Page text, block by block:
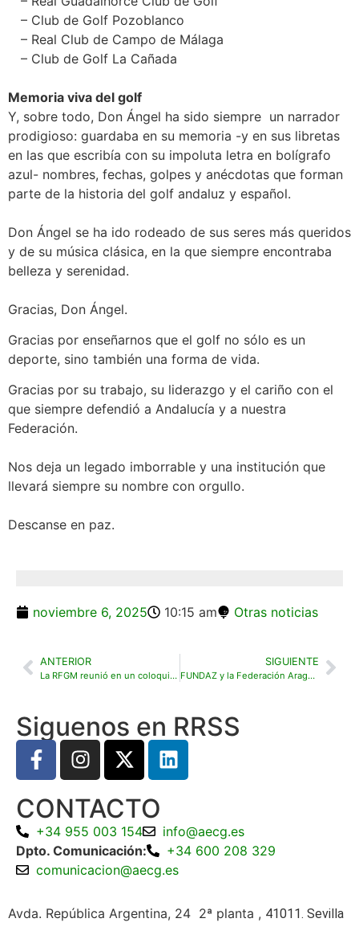
– Club de Golf Pozoblanco
– Real Club de Campo de Málaga
– Club de Golf La Cañada
Memoria viva del golf
Y, sobre todo, Don Ángel ha sido siempre un narrador
prodigioso: guardaba en su memoria -y en sus libretas
en las que escribía con su impoluta letra en bolígrafo
azul- nombres, fechas, golpes y anécdotas que forman
parte de la historia del golf andaluz y español.
Don Ángel se ha ido rodeado de sus seres más queridos
y de su música clásica, en la que siempre encontraba
belleza y serenidad.
Gracias, Don Ángel.
Gracias por enseñarnos que el golf no sólo es un
deporte, sino también una forma de vida.
Gracias por su trabajo, su liderazgo y el cariño con el
que siempre defendió a Andalucía y a nuestra
Federación.
Nos deja un legado imborrable y una institución que
llevará siempre su nombre con orgullo.
Descanse en paz.
noviembre 6, 2025 10:15 am Otras noticias
ANTERIOR
La RFGM reunió en un coloquio a los vicecapitanes del Equipo Europeo de la Ryder Cup en Madrid: José María Olazábal y Edoardo Molinari
SIGUIENTE
FUNDAZ y la Federación Aragonesa de Golf refuerzan su alianza con la firma de un acuerdo de colaboración para impulsar el golf adaptado en Aragón
Siguenos en RRSS
CONTACTO
+34 955 003 154
info@aecg.es
Dpto. Comunicación:
+34 600 208 329
comunicacion@aecg.es
Avda. República Argentina, 24 2ª planta , 41011. Sevilla